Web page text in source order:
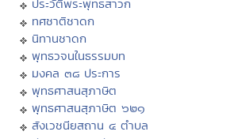
ประวัติพระพุทธสาวก
ทศชาติชาดก
นิทานชาดก
พุทธวจนในธรรมบท
มงคล ๓๘ ประการ
พุทธศาสนสุภาษิต
พุทธศาสนสุภาษิต ๖๒๑
สังเวชนียสถาน ๔ ตำบล